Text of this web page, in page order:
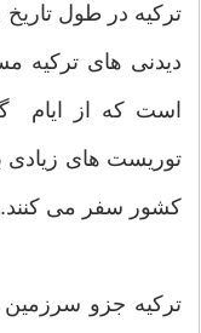
ترکیه در طول
دیدنی های ترکیه
است که از ایام
توریست های زیادی
کشور سفر می کنند.
ترکیه جزو سرزمین